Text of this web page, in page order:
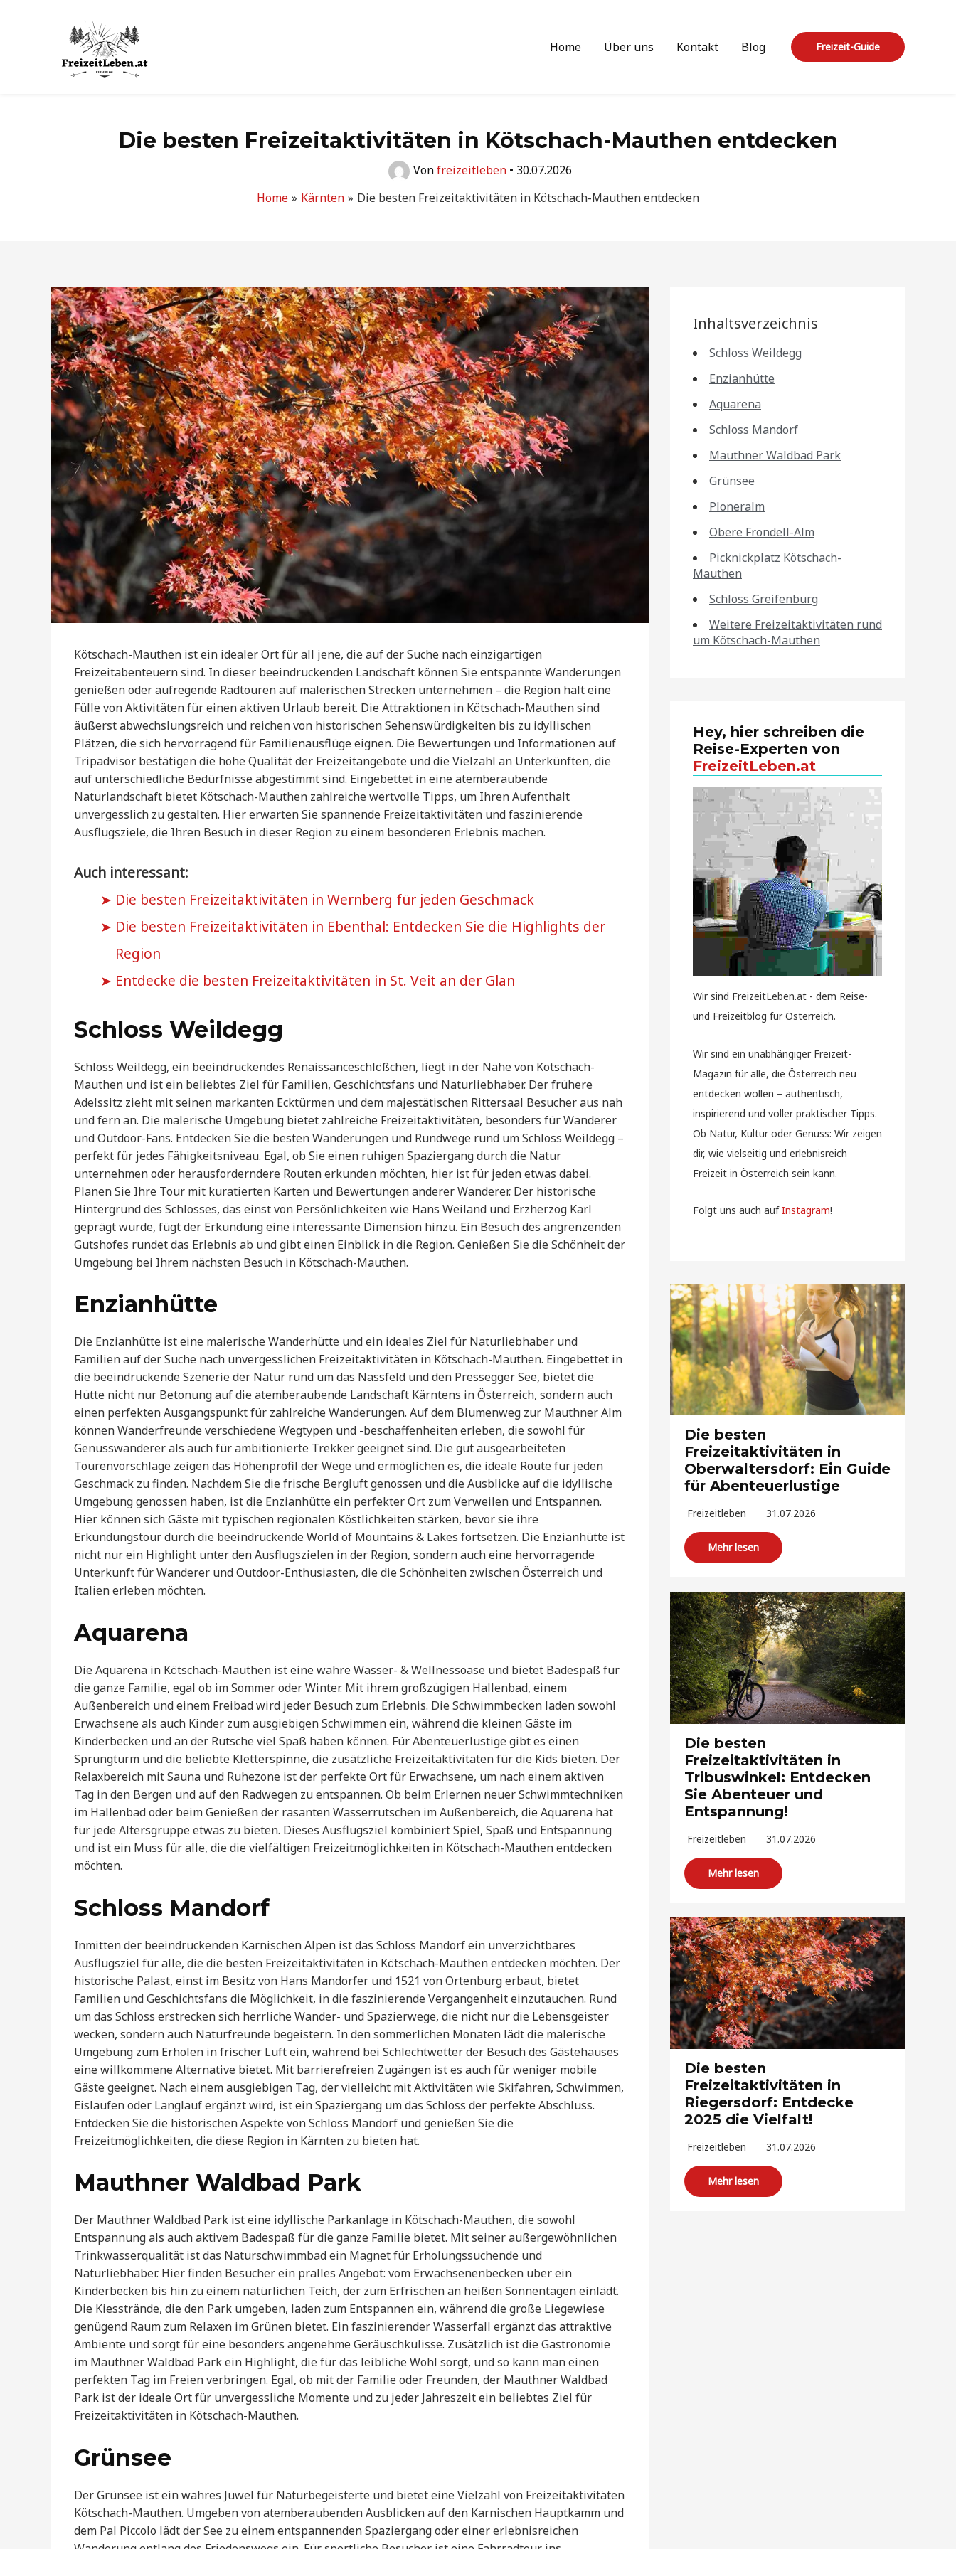
Home Über uns Kontakt Blog Freizeit-Guide
Die besten Freizeitaktivitäten in Kötschach-Mauthen entdecken
Vonfreizeitleben • 30.07.2026
Home
Kärnten Die besten Freizeitaktivitäten in Kötschach-Mauthen entdecken
Kötschach-Mauthen ist ein idealer Ort für all jene, die auf der Suche nach einzigartigen
Freizeitabenteuern sind. In dieser beeindruckenden Landschaft können Sie entspannte Wanderungen
genießen oder aufregende Radtouren auf malerischen Strecken unternehmen – die Region hält eine
Fülle von Aktivitäten für einen aktiven Urlaub bereit. Die Attraktionen in Kötschach-Mauthen sind
äußerst abwechslungsreich und reichen von historischen Sehenswürdigkeiten bis zu idyllischen
Plätzen, die sich hervorragend für Familienausflüge eignen. Die Bewertungen und Informationen auf
Tripadvisor bestätigen die hohe Qualität der Freizeitangebote und die Vielzahl an Unterkünften, die
auf unterschiedliche Bedürfnisse abgestimmt sind. Eingebettet in eine atemberaubende
Naturlandschaft bietet Kötschach-Mauthen zahlreiche wertvolle Tipps, um Ihren Aufenthalt
unvergesslich zu gestalten. Hier erwarten Sie spannende Freizeitaktivitäten und faszinierende
Ausflugsziele, die Ihren Besuch in dieser Region zu einem besonderen Erlebnis machen.
Auch interessant:
Die besten Freizeitaktivitäten in Wernberg für jeden Geschmack
Die besten Freizeitaktivitäten in Ebenthal: Entdecken Sie die Highlights der
Region
Entdecke die besten Freizeitaktivitäten in St. Veit an der Glan
Schloss Weildegg
Schloss Weildegg, ein beeindruckendes Renaissanceschlößchen, liegt in der Nähe von Kötschach-
Mauthen und ist ein beliebtes Ziel für Familien, Geschichtsfans und Naturliebhaber. Der frühere
Adelssitz zieht mit seinen markanten Ecktürmen und dem majestätischen Rittersaal Besucher aus nah
und fern an. Die malerische Umgebung bietet zahlreiche Freizeitaktivitäten, besonders für Wanderer
und Outdoor-Fans. Entdecken Sie die besten Wanderungen und Rundwege rund um Schloss Weildegg –
perfekt für jedes Fähigkeitsniveau. Egal, ob Sie einen ruhigen Spaziergang durch die Natur
unternehmen oder herausforderndere Routen erkunden möchten, hier ist für jeden etwas dabei.
Planen Sie Ihre Tour mit kuratierten Karten und Bewertungen anderer Wanderer. Der historische
Hintergrund des Schlosses, das einst von Persönlichkeiten wie Hans Weiland und Erzherzog Karl
geprägt wurde, fügt der Erkundung eine interessante Dimension hinzu. Ein Besuch des angrenzenden
Gutshofes rundet das Erlebnis ab und gibt einen Einblick in die Region. Genießen Sie die Schönheit der
Umgebung bei Ihrem nächsten Besuch in Kötschach-Mauthen.
Enzianhütte
Die Enzianhütte ist eine malerische Wanderhütte und ein ideales Ziel für Naturliebhaber und
Familien auf der Suche nach unvergesslichen Freizeitaktivitäten in Kötschach-Mauthen. Eingebettet in
die beeindruckende Szenerie der Natur rund um das Nassfeld und den Pressegger See, bietet die
Hütte nicht nur Betonung auf die atemberaubende Landschaft Kärntens in Österreich, sondern auch
einen perfekten Ausgangspunkt für zahlreiche Wanderungen. Auf dem Blumenweg zur Mauthner Alm
können Wanderfreunde verschiedene Wegtypen und -beschaffenheiten erleben, die sowohl für
Genusswanderer als auch für ambitionierte Trekker geeignet sind. Die gut ausgearbeiteten
Tourenvorschläge zeigen das Höhenprofil der Wege und ermöglichen es, die ideale Route für jeden
Geschmack zu finden. Nachdem Sie die frische Bergluft genossen und die Ausblicke auf die idyllische
Umgebung genossen haben, ist die Enzianhütte ein perfekter Ort zum Verweilen und Entspannen.
Hier können sich Gäste mit typischen regionalen Köstlichkeiten stärken, bevor sie ihre
Erkundungstour durch die beeindruckende World of Mountains & Lakes fortsetzen. Die Enzianhütte ist
nicht nur ein Highlight unter den Ausflugszielen in der Region, sondern auch eine hervorragende
Unterkunft für Wanderer und Outdoor-Enthusiasten, die die Schönheiten zwischen Österreich und
Italien erleben möchten.
Aquarena
Die Aquarena in Kötschach-Mauthen ist eine wahre Wasser- & Wellnessoase und bietet Badespaß für
die ganze Familie, egal ob im Sommer oder Winter. Mit ihrem großzügigen Hallenbad, einem
Außenbereich und einem Freibad wird jeder Besuch zum Erlebnis. Die Schwimmbecken laden sowohl
Erwachsene als auch Kinder zum ausgiebigen Schwimmen ein, während die kleinen Gäste im
Kinderbecken und an der Rutsche viel Spaß haben können. Für Abenteuerlustige gibt es einen
Sprungturm und die beliebte Kletterspinne, die zusätzliche Freizeitaktivitäten für die Kids bieten. Der
Relaxbereich mit Sauna und Ruhezone ist der perfekte Ort für Erwachsene, um nach einem aktiven
Tag in den Bergen und auf den Radwegen zu entspannen. Ob beim Erlernen neuer Schwimmtechniken
im Hallenbad oder beim Genießen der rasanten Wasserrutschen im Außenbereich, die Aquarena hat
für jede Altersgruppe etwas zu bieten. Dieses Ausflugsziel kombiniert Spiel, Spaß und Entspannung
und ist ein Muss für alle, die die vielfältigen Freizeitmöglichkeiten in Kötschach-Mauthen entdecken
möchten.
Schloss Mandorf
Inmitten der beeindruckenden Karnischen Alpen ist das Schloss Mandorf ein unverzichtbares
Ausflugsziel für alle, die die besten Freizeitaktivitäten in Kötschach-Mauthen entdecken möchten. Der
historische Palast, einst im Besitz von Hans Mandorfer und 1521 von Ortenburg erbaut, bietet
Familien und Geschichtsfans die Möglichkeit, in die faszinierende Vergangenheit einzutauchen. Rund
um das Schloss erstrecken sich herrliche Wander- und Spazierwege, die nicht nur die Lebensgeister
wecken, sondern auch Naturfreunde begeistern. In den sommerlichen Monaten lädt die malerische
Umgebung zum Erholen in frischer Luft ein, während bei Schlechtwetter der Besuch des Gästehauses
eine willkommene Alternative bietet. Mit barrierefreien Zugängen ist es auch für weniger mobile
Gäste geeignet. Nach einem ausgiebigen Tag, der vielleicht mit Aktivitäten wie Skifahren, Schwimmen,
Eislaufen oder Langlauf ergänzt wird, ist ein Spaziergang um das Schloss der perfekte Abschluss.
Entdecken Sie die historischen Aspekte von Schloss Mandorf und genießen Sie die
Freizeitmöglichkeiten, die diese Region in Kärnten zu bieten hat.
Mauthner Waldbad Park
Der Mauthner Waldbad Park ist eine idyllische Parkanlage in Kötschach-Mauthen, die sowohl
Entspannung als auch aktivem Badespaß für die ganze Familie bietet. Mit seiner außergewöhnlichen
Trinkwasserqualität ist das Naturschwimmbad ein Magnet für Erholungssuchende und
Naturliebhaber. Hier finden Besucher ein pralles Angebot: vom Erwachsenenbecken über ein
Kinderbecken bis hin zu einem natürlichen Teich, der zum Erfrischen an heißen Sonnentagen einlädt.
Die Kiesstrände, die den Park umgeben, laden zum Entspannen ein, während die große Liegewiese
genügend Raum zum Relaxen im Grünen bietet. Ein faszinierender Wasserfall ergänzt das attraktive
Ambiente und sorgt für eine besonders angenehme Geräuschkulisse. Zusätzlich ist die Gastronomie
im Mauthner Waldbad Park ein Highlight, die für das leibliche Wohl sorgt, und so kann man einen
perfekten Tag im Freien verbringen. Egal, ob mit der Familie oder Freunden, der Mauthner Waldbad
Park ist der ideale Ort für unvergessliche Momente und zu jeder Jahreszeit ein beliebtes Ziel für
Freizeitaktivitäten in Kötschach-Mauthen.
Grünsee
Der Grünsee ist ein wahres Juwel für Naturbegeisterte und bietet eine Vielzahl von Freizeitaktivitäten
Kötschach-Mauthen. Umgeben von atemberaubenden Ausblicken auf den Karnischen Hauptkamm und
dem Pal Piccolo lädt der See zu einem entspannenden Spaziergang oder einer erlebnisreichen
Inhaltsverzeichnis
Schloss Weildegg
Enzianhütte
Aquarena
Schloss Mandorf
Mauthner Waldbad Park
Grünsee
Ploneralm
Obere Frondell-Alm
Picknickplatz Kötschach-
Mauthen
Schloss Greifenburg
Weitere Freizeitaktivitäten rund
um Kötschach-Mauthen
Hey, hier schreiben die
Reise-Experten von
FreizeitLeben.at
Wir sind FreizeitLeben.at - dem Reise-
und Freizeitblog für Österreich.
Wir sind ein unabhängiger Freizeit-
Magazin für alle, die Österreich neu
entdecken wollen – authentisch,
inspirierend und voller praktischer Tipps.
Ob Natur, Kultur oder Genuss: Wir zeigen
dir, wie vielseitig und erlebnisreich
Freizeit in Österreich sein kann.
Folgt uns auch aufInstagram!
Die besten
Freizeitaktivitäten in
Oberwaltersdorf: Ein Guide
für Abenteuerlustige
Freizeitleben 31.07.2026
Mehr lesen
Die besten
Freizeitaktivitäten in
Tribuswinkel: Entdecken
Sie Abenteuer und
Entspannung!
Freizeitleben 31.07.2026
Mehr lesen
Die besten
Freizeitaktivitäten in
Riegersdorf: Entdecke
2025 die Vielfalt!
Freizeitleben 31.07.2026
Mehr lesen